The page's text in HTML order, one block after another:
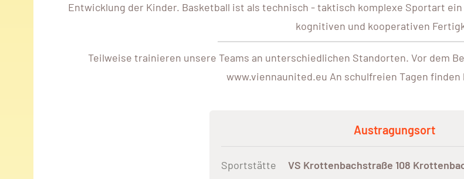
Entwicklung der Kinder. Basketball ist als technisch - taktisch komplexe Sportart
kognitiven und kooperativen
Teilweise trainieren unsere Teams an unterschiedlichen Standorten. Vor dem
www.viennaunited.eu An schulfreien Tagen
Austragungsort
Sportstätte VS Krottenbachstraße 108